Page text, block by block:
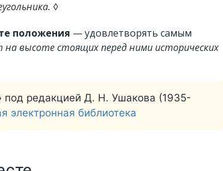
◊
положения — удовлетворять самым
высоте стоящих перед ними исторических
под редакцией Д. Н. Ушакова (1935-
электронная библиотека